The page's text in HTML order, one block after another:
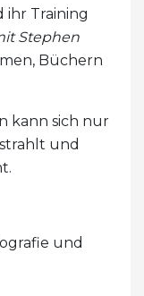
ihr Training
Stephen
Büchern
kann sich nur
und
und